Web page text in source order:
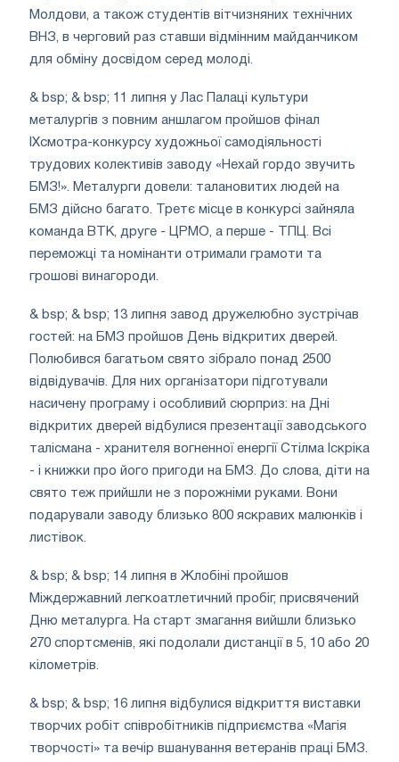
Молдови, а також студентів вітчизняних технічних
ВНЗ, в черговий раз ставши відмінним майданчиком
для обміну досвідом серед молоді.
& bsp; & bsp; 11 липня у Лас Палаці культури
металургів з повним аншлагом пройшов фінал
IXсмотра-конкурсу художньої самодіяльності
трудових колективів заводу «Нехай гордо звучить
БМЗ!». Металурги довели: талановитих людей на
БМЗ дійсно багато. Третє місце в конкурсі зайняла
команда ВТК, друге - ЦРМО, а перше - ТПЦ. Всі
переможці та номінанти отримали грамоти та
грошові винагороди.
& bsp; & bsp; 13 липня завод дружелюбно зустрічав
гостей: на БМЗ пройшов День відкритих дверей.
Полюбився багатьом свято зібрало понад 2500
відвідувачів. Для них організатори підготували
насичену програму і особливий сюрприз: на Дні
відкритих дверей відбулися презентації заводського
талісмана - хранителя вогненної енергії Стілма Іскріка
- і книжки про його пригоди на БМЗ. До слова, діти на
свято теж прийшли не з порожніми руками. Вони
подарували заводу близько 800 яскравих малюнків і
листівок.
& bsp; & bsp; 14 липня в Жлобіні пройшов
Міждержавний легкоатлетичний пробіг, присвячений
Дню металурга. На старт змагання вийшли близько
270 спортсменів, які подолали дистанції в 5, 10 або 20
кілометрів.
& bsp; & bsp; 16 липня відбулися відкриття виставки
творчих робіт співробітників підприємства «Магія
творчості» та вечір вшанування ветеранів праці БМЗ.